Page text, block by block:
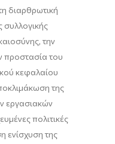
διαρθρωτική
συλλογικής
την
προστασία του
κεφαλαίου
της
εργασιακών
πολιτικές
ενίσχυση της